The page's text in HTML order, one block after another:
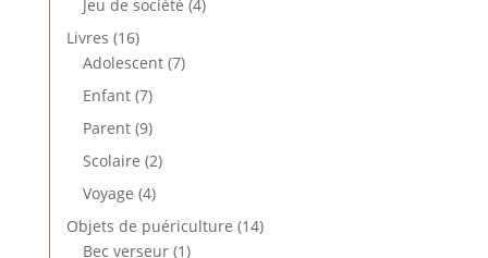
Jeu de société 44
Livres 1616
produits
Adolescent 77
Enfant 77
produits
Parent 99
produits
Scolaire 22
Voyage 44
produits
Objets de puériculture 1414
Bec verseur 11